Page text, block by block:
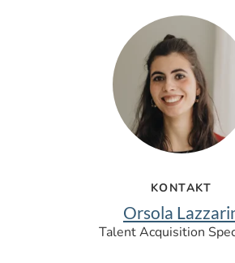
KONTAKT
Orsola
Talent Acquisition